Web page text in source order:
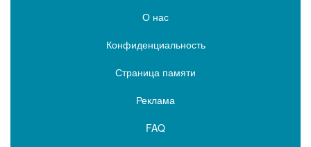
О нас
Конфиденциальность
Страница памяти
Реклама
FAQ